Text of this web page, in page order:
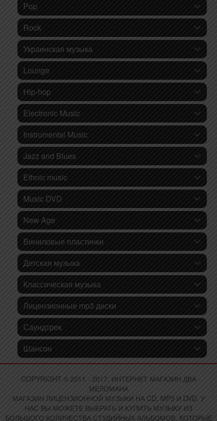
Pop
Rock
Украинская музыка
Lounge
Hip-hop
Electronic Music
Instrumental Music
Jazz and Blues
Ethnic music
Music DVD
New Age
Виниловые пластинки
Детская музыка
Классическая музыка
Лицензионные mp3 диски
Саундтрек
Шансон
COPYRIGHT © 2011 - 2017. ИНТЕРНЕТ МАГАЗИН ДВА
МЕЛОМАНА
МАГАЗИН ЛИЦЕНЗИОННОЙ МУЗЫКИ НА CD, MP3 И DVD. У
НАС ВЫ МОЖЕТЕ ВЫБРАТЬ И КУПИТЬ МУЗЫКУ ИЗ
БОЛЬШОГО КОЛИЧЕСТВА СТУДИЙНЫХ АЛЬБОМОВ, КОТОРЫЕ